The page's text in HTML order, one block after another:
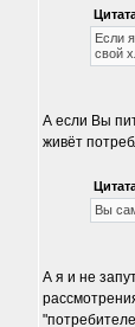
Если
свой
А если Вы
живёт
Вы
А я и не